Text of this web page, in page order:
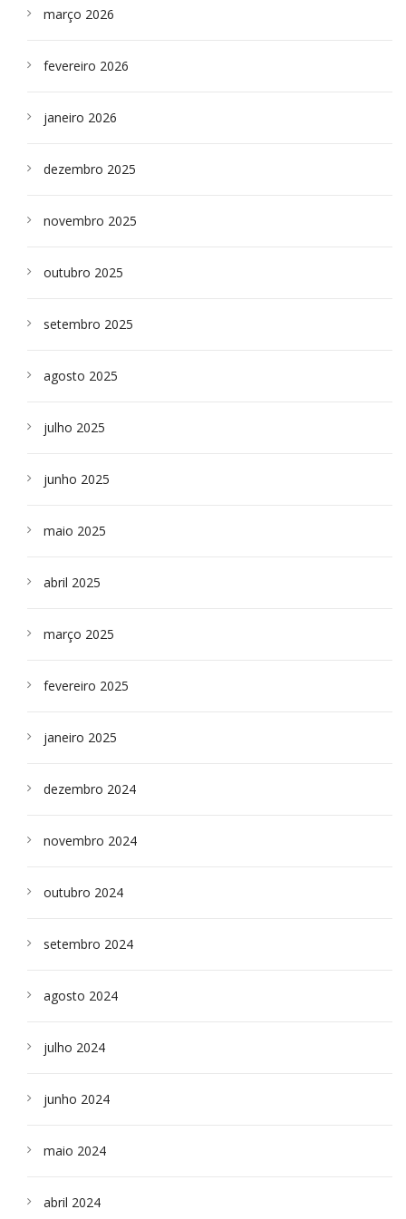
março 2026
fevereiro 2026
janeiro 2026
dezembro 2025
novembro 2025
outubro 2025
setembro 2025
agosto 2025
julho 2025
junho 2025
maio 2025
abril 2025
março 2025
fevereiro 2025
janeiro 2025
dezembro 2024
novembro 2024
outubro 2024
setembro 2024
agosto 2024
julho 2024
junho 2024
maio 2024
abril 2024